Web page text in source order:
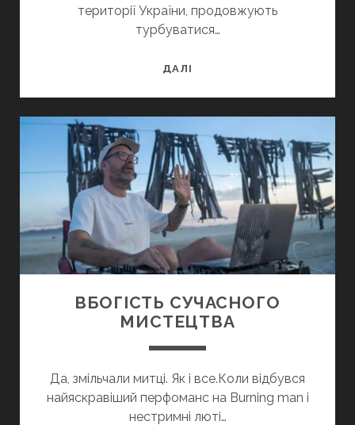
території України, продовжують
турбуватися…
ДАЛІ
ВБОГІСТЬ СУЧАСНОГО
МИСТЕЦТВА
Да, змільчали митці. Як і все.Коли відбувся
найяскравіший перфоманс на Burning man і
нестримні люті…